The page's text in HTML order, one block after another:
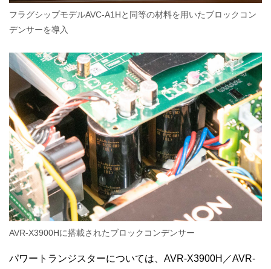
フラグシップモデルAVC-A1Hと同等の材料を用いたブロックコン
デンサーを導入
AVR-X3900Hに搭載されたブロックコンデンサー
パワートランジスターについては、AVR-X3900H／AVR-